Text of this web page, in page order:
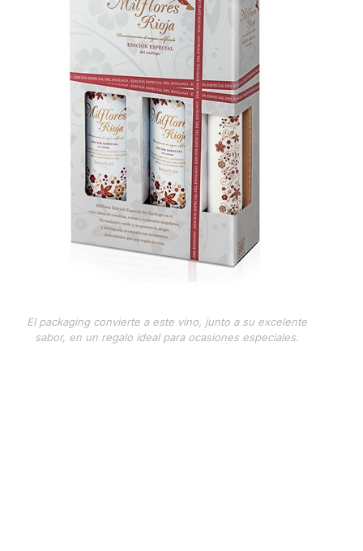
El packaging convierte a este vino, junto a su excelente
sabor, en un regalo ideal para ocasiones especiales.